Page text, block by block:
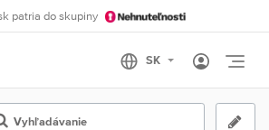
patria do skupiny
Vyhľadávanie